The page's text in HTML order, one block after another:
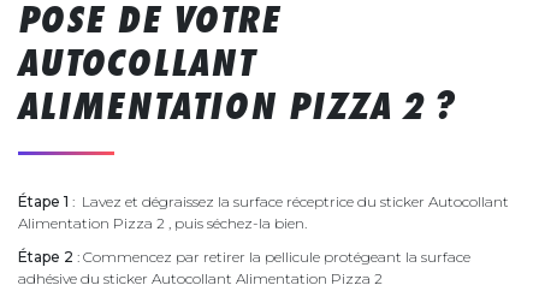
POSE DE VOTRE
AUTOCOLLANT
ALIMENTATION PIZZA 2 ?
Étape 1 : Lavez et dégraissez la surface réceptrice du sticker Autocollant
Alimentation Pizza 2 , puis séchez-la bien.
Étape 2 : Commencez par retirer la pellicule protégeant la surface
adhésive du sticker Autocollant Alimentation Pizza 2